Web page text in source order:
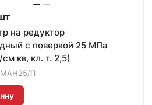
на редуктор
с поверкой 25 МПа
кв, кл. т. 2,5)
МАН25/П